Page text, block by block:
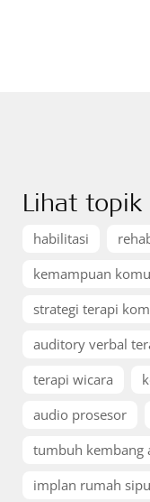
Lihat topik
habilitasi
kemampuan
strategi terapi
auditory verbal
terapi wicara
audio prosesor
tumbuh kembang
implan rumah